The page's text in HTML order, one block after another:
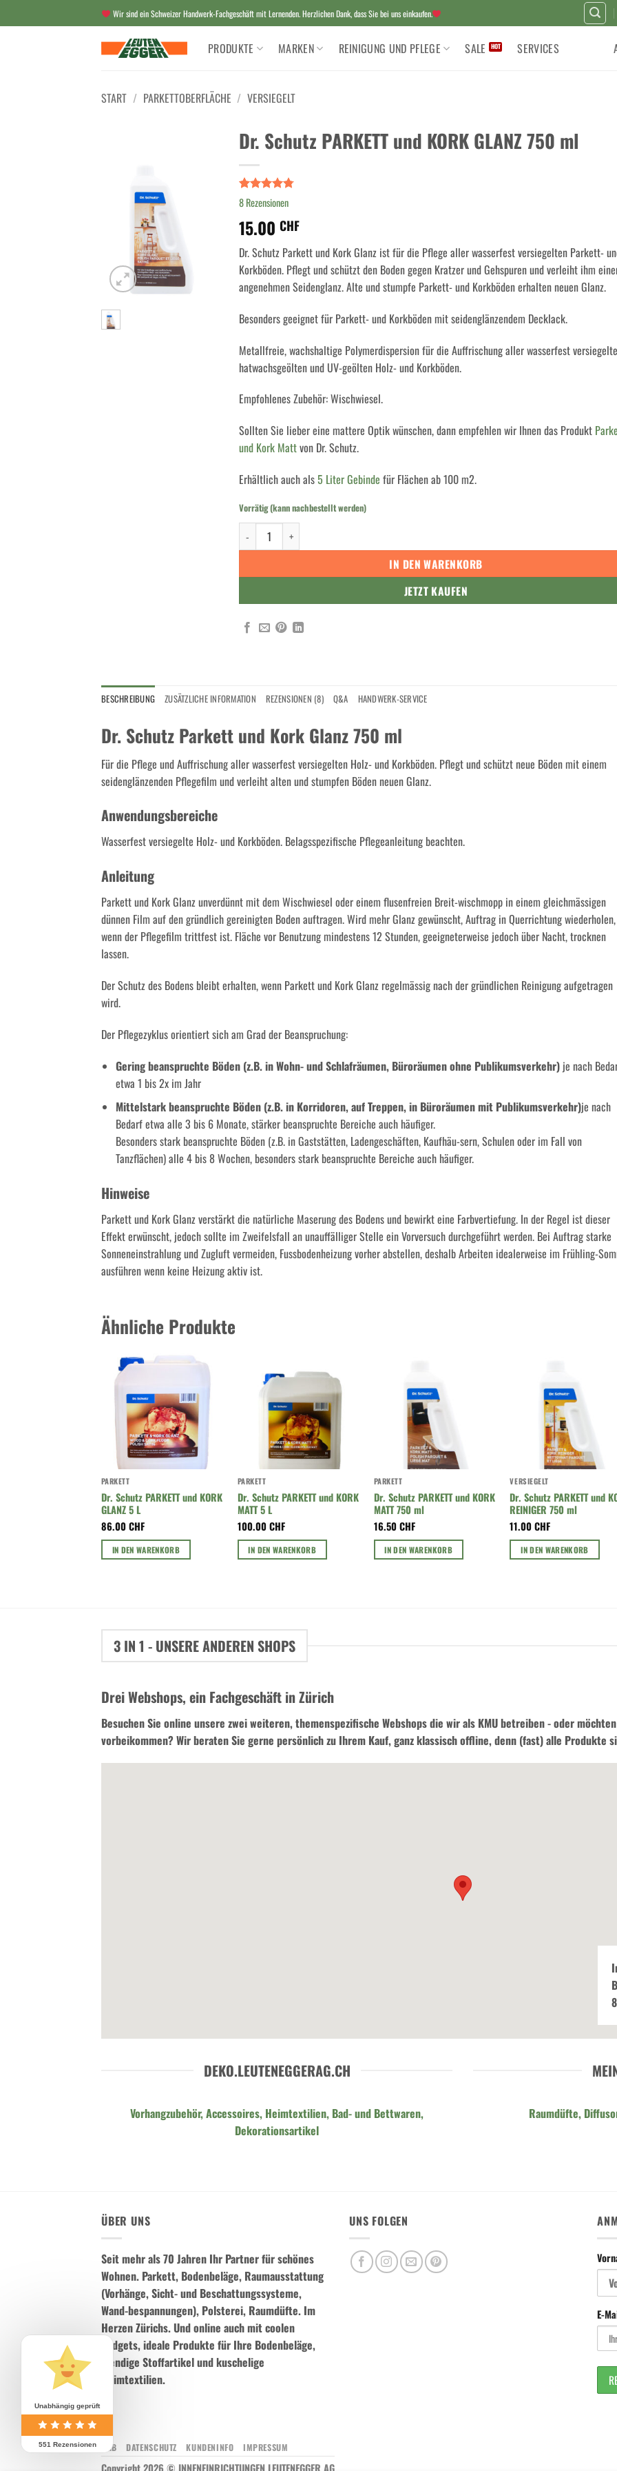
Inhalt
Wir sind ein Schweizer Handwerk-Fachgeschäft mit Lernenden. Herzlichen Dank, dass Sie bei uns einkaufen.
PRODUKTE MARKEN REINIGUNG UND PFLEGE SALE SERVICES
START / PARKETTOBERFLÄCHE / VERSIEGELT
Dr. Schutz PARKETT und KORK GLANZ 750 ml
Bewertet
mit4.75
von 5,
basierend
8
Kundenbewertungen
8Rezensionen
15.00CHF
Dr. Schutz Parkett und Kork Glanz ist für die Pflege aller wasserfest versiegelten Parkett-
Korkböden. Pflegt und schützt den Boden gegen Kratzer und Gehspuren und verleiht ihm
angenehmen Seidenglanz. Alte und stumpfe Parkett- und Korkböden erhalten neuen Glanz.
Besonders geeignet für Parkett- und Korkböden mit seidenglänzendem Decklack.
Metallfreie, wachshaltige Polymerdispersion für die Auffrischung aller wasserfest
hatwachsgeölten und UV-geölten Holz- und Korkböden.
Empfohlenes Zubehör: Wischwiesel.
Sollten Sie lieber eine mattere Optik wünschen, dann empfehlen wir Ihnen das Produkt
und Kork Mattvon Dr. Schutz.
Erhältlich auch als5 Liter Gebinde für Flächen ab 100 m2.
Vorrätig (kann nachbestellt werden)
Dr. Schutz PARKETT und KORK GLANZ 750 ml Menge
IN DEN WARENKORB
JETZT KAUFEN
BESCHREIBUNG ZUSÄTZLICHE INFORMATION REZENSIONEN (8) Q&A HANDWERK-SERVICE
Dr. Schutz Parkett und Kork Glanz 750 ml
Für die Pflege und Auffrischung aller wasserfest versiegelten Holz- und Korkböden. Pflegt und schützt neue Böden mit einem
seidenglänzenden Pflegefilm und verleiht alten und stumpfen Böden neuen Glanz.
Anwendungsbereiche
Wasserfest versiegelte Holz- und Korkböden. Belagsspezifische Pflegeanleitung beachten.
Anleitung
Parkett und Kork Glanz unverdünnt mit dem Wischwiesel oder einem flusenfreien Breit-wischmopp in einem gleichmässigen
dünnen Film auf den gründlich gereinigten Boden auftragen. Wird mehr Glanz gewünscht, Auftrag in Querrichtung wiederholen,
wenn der Pflegefilm trittfest ist. Fläche vor Benutzung mindestens 12 Stunden, geeigneterweise jedoch über Nacht, trocknen
lassen.
Der Schutz des Bodens bleibt erhalten, wenn Parkett und Kork Glanz regelmässig nach der gründlichen Reinigung aufgetragen
wird.
Der Pflegezyklus orientiert sich am Grad der Beanspruchung:
Gering beanspruchte Böden (z.B. in Wohn- und Schlafräumen, Büroräumen ohne Publikumsverkehr)je nach
etwa 1 bis 2x im Jahr
Mittelstark beanspruchte Böden (z.B. in Korridoren, auf Treppen, in Büroräumen mit Publikumsverkehr)je nach
Bedarf etwa alle 3 bis 6 Monate, stärker beanspruchte Bereiche auch häufiger.
Besonders stark beanspruchte Böden (z.B. in Gaststätten, Ladengeschäften, Kaufhäu-sern, Schulen oder im Fall von
Tanzflächen) alle 4 bis 8 Wochen, besonders stark beanspruchte Bereiche auch häufiger.
Hinweise
Parkett und Kork Glanz verstärkt die natürliche Maserung des Bodens und bewirkt eine Farbvertiefung. In der Regel ist dieser
Effekt erwünscht, jedoch sollte im Zweifelsfall an unauffälliger Stelle ein Vorversuch durchgeführt werden. Bei Auftrag starke
Sonneneinstrahlung und Zugluft vermeiden, Fussbodenheizung vorher abstellen, deshalb Arbeiten idealerweise im Frühling-
ausführen wenn keine Heizung aktiv ist.
Ähnliche Produkte
PARKETT
Dr. Schutz PARKETT und KORK
GLANZ 5 L
86.00CHF
IN DEN WARENKORB
PARKETT
Dr. Schutz PARKETT und KORK
MATT 5 L
100.00CHF
IN DEN WARENKORB
PARKETT
Dr. Schutz PARKETT und KORK
MATT 750 ml
16.50CHF
IN DEN WARENKORB
VERSIEGELT
Dr. Schutz PARKETT und
REINIGER 750 ml
11.00CHF
IN DEN WARENKORB
3 IN 1 - UNSERE ANDEREN SHOPS
Drei Webshops, ein Fachgeschäft in Zürich
Besuchen Sie online unsere zwei weiteren, themenspezifische Webshops die wir als KMU betreiben - oder
vorbeikommen? Wir beraten Sie gerne persönlich zu Ihrem Kauf, ganz klassisch offline, denn (fast) alle Produkte
DEKO.LEUTENEGGERAG.CH
Vorhangzubehör, Accessoires, Heimtextilien, Bad- und Bettwaren,
Dekorationsartikel
Raumdüfte,
ÜBER UNS
Seit mehr als 70 Jahren Ihr Partner für schönes
Wohnen. Parkett, Bodenbeläge, Raumausstattung
(Vorhänge, Sicht- und Beschattungssysteme,
Wand-bespannungen), Polsterei, Raumdüfte. Im
Herzen Zürichs. Und online auch mit coolen
Gadgets, ideale Produkte für Ihre Bodenbeläge,
trendige Stoffartikel und kuschelige
Heimtextilien.
UNS FOLGEN
E-
AGB DATENSCHUTZ KUNDENINFO IMPRESSUM
Copyright 2026 © INNENEINRICHTUNGEN LEUTENEGGER AG
Unabhängig geprüft
551 Rezensionen